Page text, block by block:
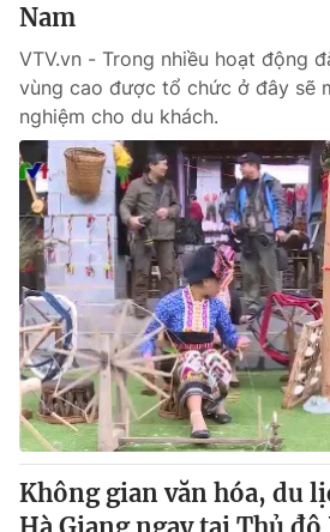
Nam
VTV.vn - Trong nhiều hoạt động
vùng cao được tổ chức ở đây sẽ
nghiệm cho du khách.
Không gian văn hóa, du